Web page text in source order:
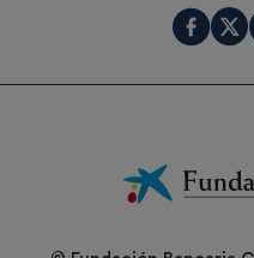
Fundación
La